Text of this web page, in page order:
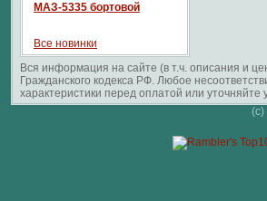
МАЗ-5335 бортовой
Все новинки
Вся информация на сайте (в т.ч. описания и
Гражданского кодекса РФ. Любое
характеристики перед оплатой или уточняйте
(c)